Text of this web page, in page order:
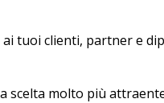
tuoi clienti, partner e
scelta molto più